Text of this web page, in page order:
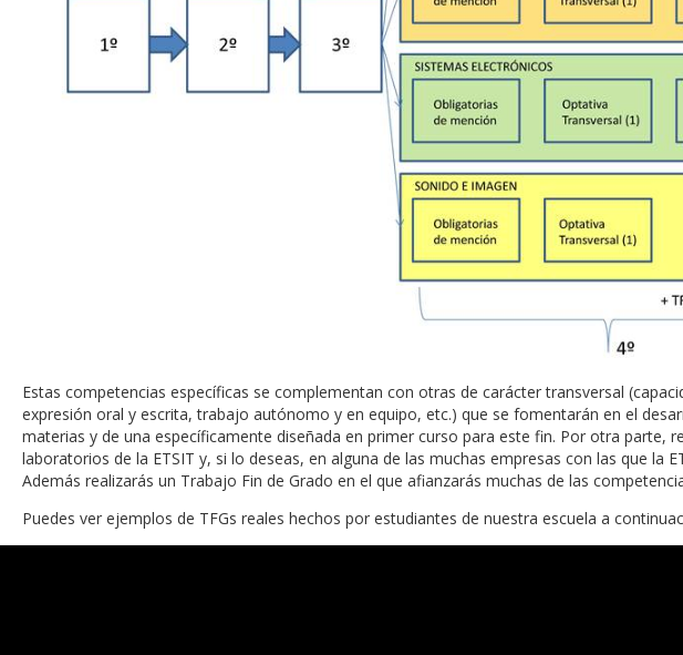
Estas competencias específicas se complementan con otras de carácter transversal
expresión oral y escrita, trabajo autónomo y en equipo, etc.) que se fomentarán en el
materias y de una específicamente diseñada en primer curso para este fin. Por otra parte,
laboratorios de la ETSIT y, si lo deseas, en alguna de las muchas empresas con las que la
Además realizarás un Trabajo Fin de Grado en el que afianzarás muchas de las
Puedes ver ejemplos de TFGs reales hechos por estudiantes de nuestra escuela a